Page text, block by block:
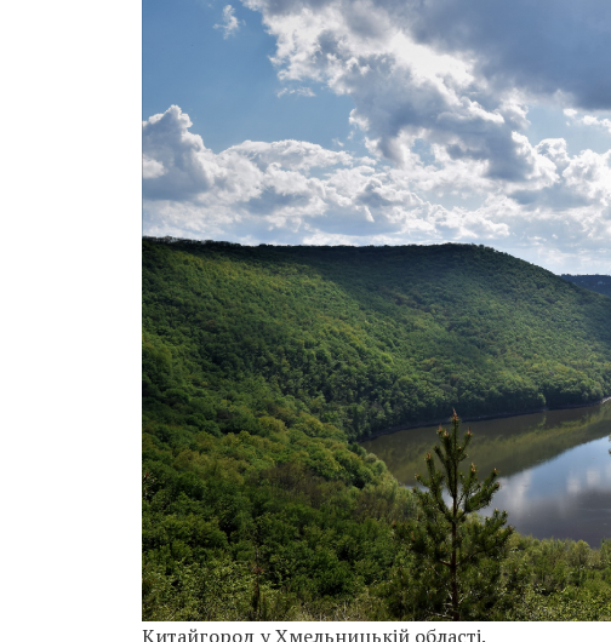
Китайгород у Хмельницькій області.